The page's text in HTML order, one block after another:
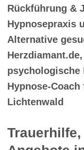
Rückführung &
Hypnosepraxis
Alternative
psychologische
Hypnose-
Lichtenwald